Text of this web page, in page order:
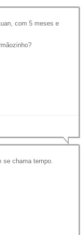
com 5 meses e
se chama tempo.